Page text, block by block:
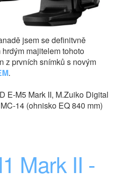
jsem se definitvně
majitelem tohoto
z prvních snímků s novým
.
E-M5 Mark II, M.Zuiko Digital
14 (ohnisko EQ 840 mm)
Mark II -